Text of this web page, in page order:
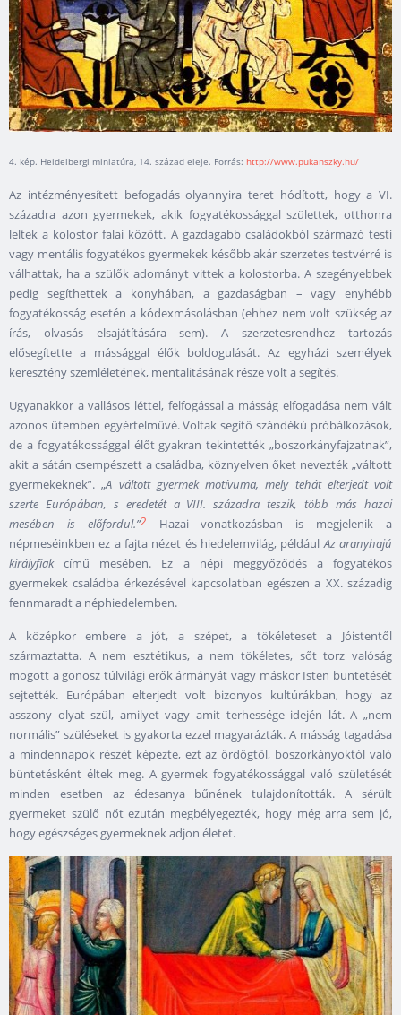
4. kép. Heidelbergi miniatúra, 14. század eleje. Forrás: http://www.pukanszky.hu/
Az intézményesített befogadás olyannyira teret hódított, hogy a VI.
századra azon gyermekek, akik fogyatékossággal születtek, otthonra
leltek a kolostor falai között. A gazdagabb családokból származó testi
vagy mentális fogyatékos gyermekek később akár szerzetes testvérré is
válhattak, ha a szülők adományt vittek a kolostorba. A szegényebbek
pedig segíthettek a konyhában, a gazdaságban – vagy enyhébb
fogyatékosság esetén a kódexmásolásban (ehhez nem volt szükség az
írás, olvasás elsajátítására sem). A szerzetesrendhez tartozás
elősegítette a mássággal élők boldogulását. Az egyházi személyek
keresztény szemléletének, mentalitásának része volt a segítés.
Ugyanakkor a vallásos léttel, felfogással a másság elfogadása nem vált
azonos ütemben egyértelművé. Voltak segítő szándékú próbálkozások,
de a fogyatékossággal élőt gyakran tekintették „boszorkányfajzatnak”,
akit a sátán csempészett a családba, köznyelven őket nevezték „váltott
gyermekeknek”. „A váltott gyermek motívuma, mely tehát elterjedt volt
szerte Európában, s eredetét a VIII. századra teszik, több más hazai
mesében is előfordul.”2Hazai vonatkozásban is megjelenik a
népmeséinkben ez a fajta nézet és hiedelemvilág, példáulAz aranyhajú
királyfiakcímű mesében. Ez a népi meggyőződés a fogyatékos
gyermekek családba érkezésével kapcsolatban egészen a XX. századig
fennmaradt a néphiedelemben.
A középkor embere a jót, a szépet, a tökéleteset a Jóistentől
származtatta. A nem esztétikus, a nem tökéletes, sőt torz valóság
mögött a gonosz túlvilági erők ármányát vagy máskor Isten büntetését
sejtették. Európában elterjedt volt bizonyos kultúrákban, hogy az
asszony olyat szül, amilyet vagy amit terhessége idején lát. A „nem
normális” szüléseket is gyakorta ezzel magyarázták. A másság tagadása
a mindennapok részét képezte, ezt az ördögtől, boszorkányoktól való
büntetésként éltek meg. A gyermek fogyatékossággal való születését
minden esetben az édesanya bűnének tulajdonították. A sérült
gyermeket szülő nőt ezután megbélyegezték, hogy még arra sem jó,
hogy egészséges gyermeknek adjon életet.